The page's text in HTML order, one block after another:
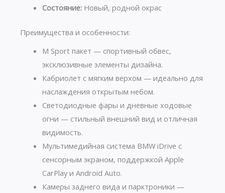
Состояние:Новый, родной окрас
Преимущества и особенности:
M Sport пакет — спортивный обвес,
эксклюзивные элементы дизайна.
Кабриолет с мягким верхом — идеально для
наслаждения открытым небом.
Светодиодные фары и дневные ходовые
огни — стильный внешний вид и отличная
видимость.
Мультимедийная система BMW iDrive с
сенсорным экраном, поддержкой Apple
CarPlay и Android Auto.
Камеры заднего вида и парктроники —